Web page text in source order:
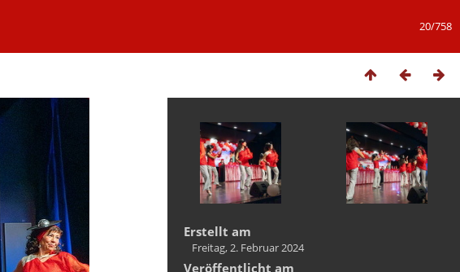
20/758
Erstellt am
Freitag, 2. Februar 2024
Veröffentlicht am